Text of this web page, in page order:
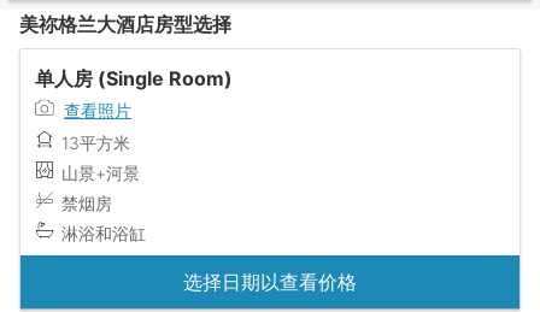
美祢格兰大酒店房型选择
单人房 (Single Room)
查看照片
13平方米
山景+河景
禁烟房
淋浴和浴缸
选择日期以查看价格